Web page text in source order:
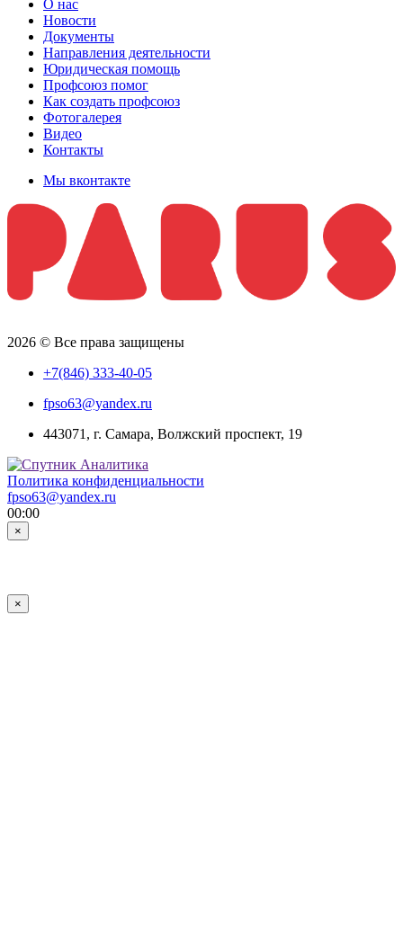
О нас
Новости
Документы
Направления деятельности
Юридическая помощь
Профсоюз помог
Как создать профсоюз
Фотогалерея
Видео
Контакты
Мы вконтакте
2026 © Все права защищены
+7(846) 333-40-05
fpso63@yandex.ru
443071, г. Самара, Волжский проспект, 19
Политика конфиденциальности
fpso63@yandex.ru
00:00
×
×